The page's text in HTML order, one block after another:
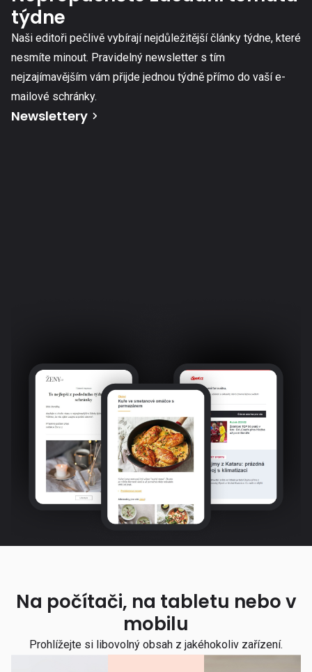
týdne
Naši editoři pečlivě vybírají nejdůležitější články týdne, které
nesmíte minout. Pravidelný newsletter s tím
nejzajímavějším vám přijde jednou týdně přímo do vaší e-
mailové schránky.
Newslettery
Na počítači, na tabletu nebo v
mobilu
Prohlížejte si libovolný obsah z jakéhokoliv zařízení.